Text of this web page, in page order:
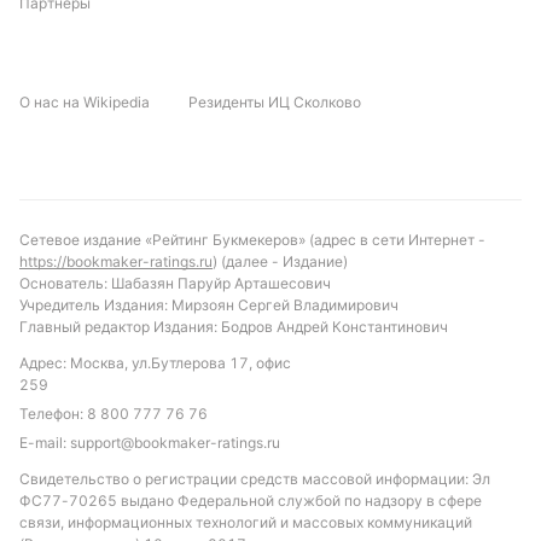
Подписаться
О нас на Wikipedia Резиденты ИЦ Сколково
Сетевое издание «Рейтинг Букмекеров» (адрес в сети Интернет -
https://bookmaker-ratings.ru) (далее - Издание)
Основатель: Шабазян Паруйр Арташесович
Учредитель Издания: Мирзоян Сергей Владимирович
Главный редактор Издания: Бодров Андрей Константинович
Адрес: Москва, ул.Бутлерова 17, офис
259
Телефон: 8 800 777 76 76
E-mail: support@bookmaker-ratings.ru
Свидетельство о регистрации средств массовой информации: Эл
ФС77-70265 выдано Федеральной службой по надзору в сфере
связи, информационных технологий и массовых коммуникаций